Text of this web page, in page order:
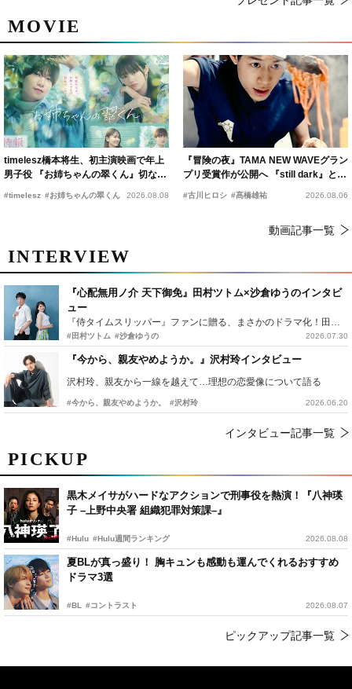
PICKUP
黒木メイサがハードなアクションで刑事役を熱演！『八神瑛
子 –上野中央署 組織犯罪対策課–』
#Hulu #Hulu週間ランキング 2026.08.08
夏BLが真っ盛り！ 胸キュンも感動も運んでくれるおすすめ
ドラマ3選
#BL #コントラスト 2026.08.07
ピックアップ記事一覧
MOVIE
timelesz橋本将生、初主演映画で年上
男子役 『お姉ちゃんの翠くん』切ない
恋の幕開けを予感
#timelesz #お姉ちゃんの翠くん 2026.08.08
『冒険の夜』TAMA NEW WAVEグラン
プリ受賞作が公開へ 『still dark』と同
時上映決定
#古川ヒロシ #髙橋雄祐 2026.08.06
動画記事一覧
INTERVIEW
『心配無用ノ介 天下御免』田村ツトム×沙倉ゆうのインタビ
ュー
『侍タイムスリッパー』ファンに贈る、まさかのドラマ化！田村ツトム×沙倉ゆうのが語る『心配無用ノ介』撮影秘話
#田村ツトム #沙倉ゆうの 2026.07.30
『今から、親友やめようか。』沢村玲インタビュー
沢村玲、親友から一線を越えて…理想の恋愛像について語る
#今から、親友やめようか。 #沢村玲 2026.06.20
インタビュー記事一覧